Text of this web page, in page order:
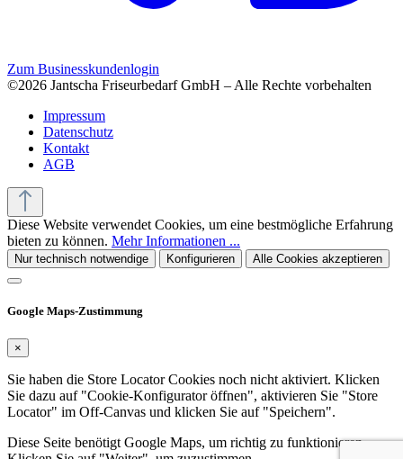
Zum Businesskundenlogin
©2026 Jantscha Friseurbedarf GmbH – Alle Rechte vorbehalten
Impressum
Datenschutz
Kontakt
AGB
Diese Website verwendet Cookies, um eine bestmögliche Erfahrung
bieten zu können. Mehr Informationen ...
Nur technisch notwendige Konfigurieren Alle Cookies akzeptieren
Google Maps-Zustimmung
×
Sie haben die Store Locator Cookies noch nicht aktiviert. Klicken
Sie dazu auf "Cookie-Konfigurator öffnen", aktivieren Sie "Store
Locator" im Off-Canvas und klicken Sie auf "Speichern".
Diese Seite benötigt Google Maps, um richtig zu funktionieren.